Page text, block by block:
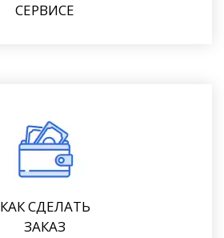
СЕРВИСЕ
КАК СДЕЛАТЬ
ЗАКАЗ